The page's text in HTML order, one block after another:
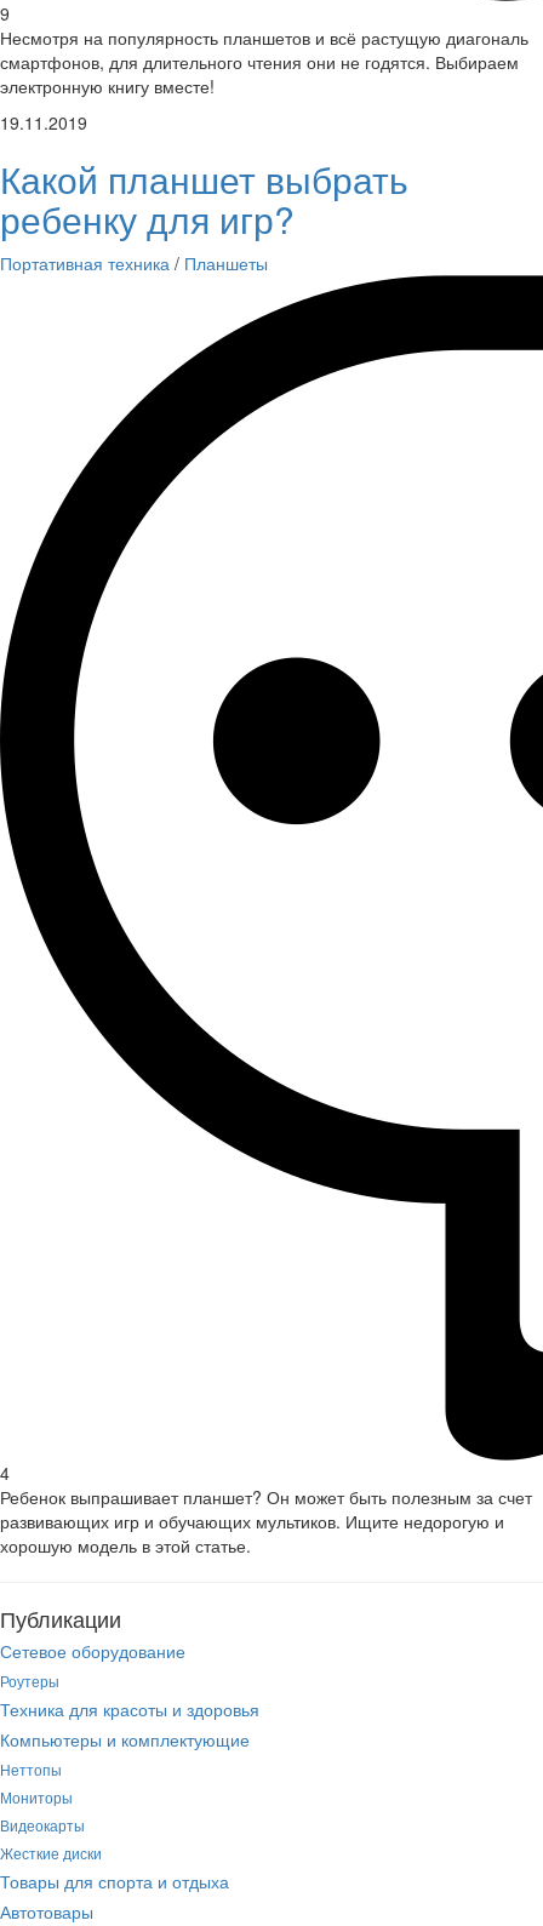
9
Несмотря на популярность планшетов и всё растущую диагональ
смартфонов, для длительного чтения они не годятся. Выбираем
электронную книгу вместе!
19.11.2019
Какой планшет выбрать
ребенку для игр?
Портативная техника / Планшеты
4
Ребенок выпрашивает планшет? Он может быть полезным за счет
развивающих игр и обучающих мультиков. Ищите недорогую и
хорошую модель в этой статье.
Публикации
Сетевое оборудование
Роутеры
Техника для красоты и здоровья
Компьютеры и комплектующие
Неттопы
Мониторы
Видеокарты
Жесткие диски
Товары для спорта и отдыха
Автотовары